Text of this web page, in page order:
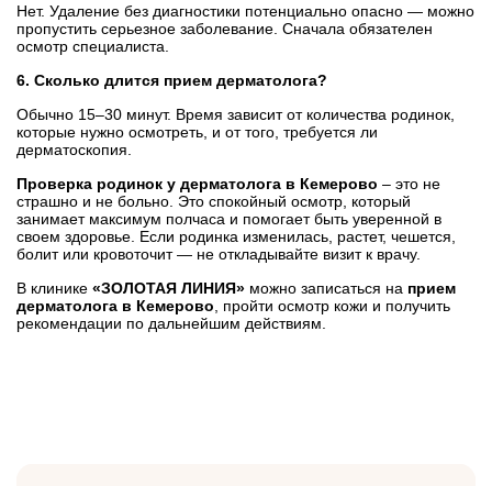
Нет. Удаление без диагностики потенциально опасно — можно
пропустить серьезное заболевание. Сначала обязателен
осмотр специалиста.
6. Сколько длится прием дерматолога?
Обычно 15–30 минут. Время зависит от количества родинок,
которые нужно осмотреть, и от того, требуется ли
дерматоскопия.
Проверка родинок у дерматолога в Кемерово – это не
страшно и не больно. Это спокойный осмотр, который
занимает максимум полчаса и помогает быть уверенной в
своем здоровье. Если родинка изменилась, растет, чешется,
болит или кровоточит — не откладывайте визит к врачу.
В клинике «ЗОЛОТАЯ ЛИНИЯ» можно записаться на прием
дерматолога в Кемерово , пройти осмотр кожи и получить
рекомендации по дальнейшим действиям.